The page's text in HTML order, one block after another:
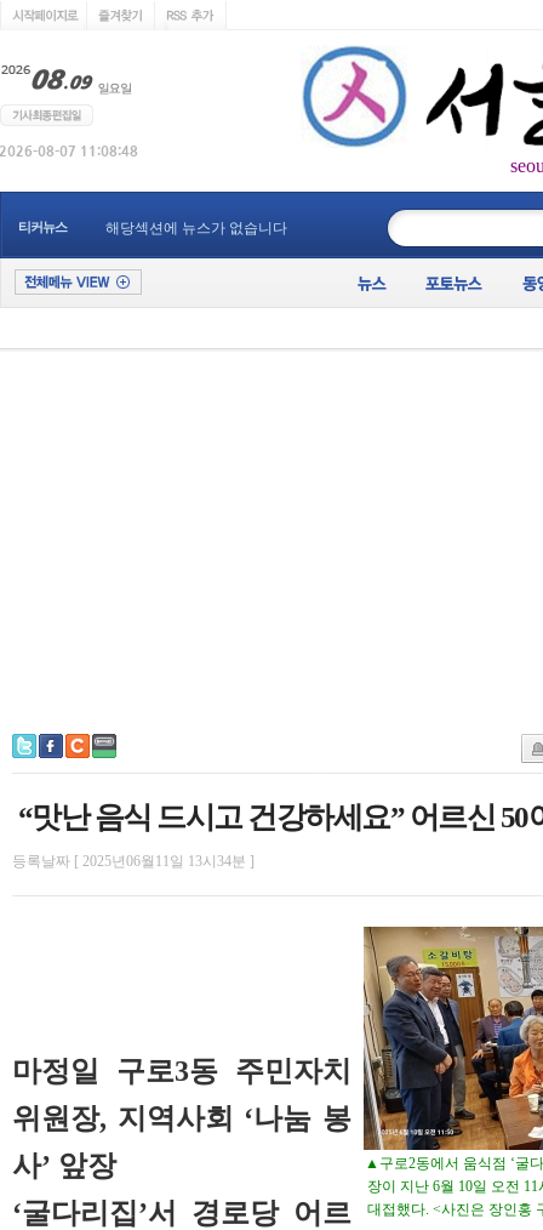
티커뉴스 해당섹션에 뉴스가 없습니다
“맛난 음식 드시고 건강하세요” 어르신 50
등록날짜 [ 2025년06월11일 13시34분 ]
▲구로2동에서 움식점 ‘굴
장이 지난 6월 10일 오전
대접했다. <사진은 장인홍
마정일 구로3동 주민자치
위원장, 지역사회 ‘나눔 봉
사’ 앞장
‘굴다리집’서 경로당 어르